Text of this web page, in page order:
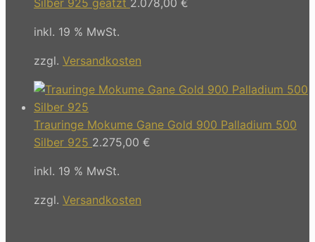
inkl. 19 % MwSt.
zzgl. Versandkosten
Trauringe Mokume Gane Gold 900 Palladium 500
Silber 925 2.275,00 €
inkl. 19 % MwSt.
zzgl. Versandkosten